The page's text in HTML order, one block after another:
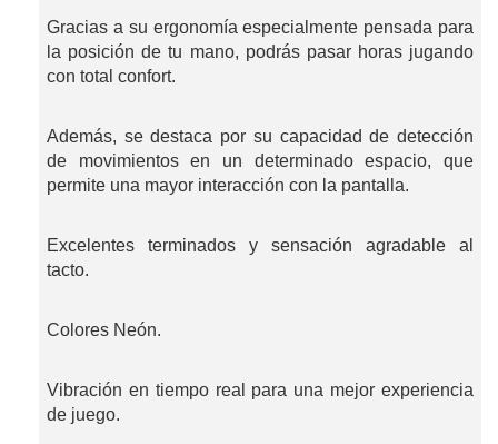
Gracias a su ergonomía especialmente pensada para
la posición de tu mano, podrás pasar horas jugando
con total confort.
Además, se destaca por su capacidad de detección
de movimientos en un determinado espacio, que
permite una mayor interacción con la pantalla.
Excelentes terminados y sensación agradable al
tacto.
Colores Neón.
Vibración en tiempo real para una mejor experiencia
de juego.